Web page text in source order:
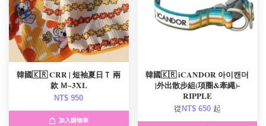
韓國🇰🇷 CRR | 短袖夏日Ｔ 兩
款 Ｍ~3XL
NT$ 950
加入購物車
韓國🇰🇷 iCANDOR 아이캔더
|外出散步組(項圈&牽繩)-
RIPPLE
從 NT$ 650 起